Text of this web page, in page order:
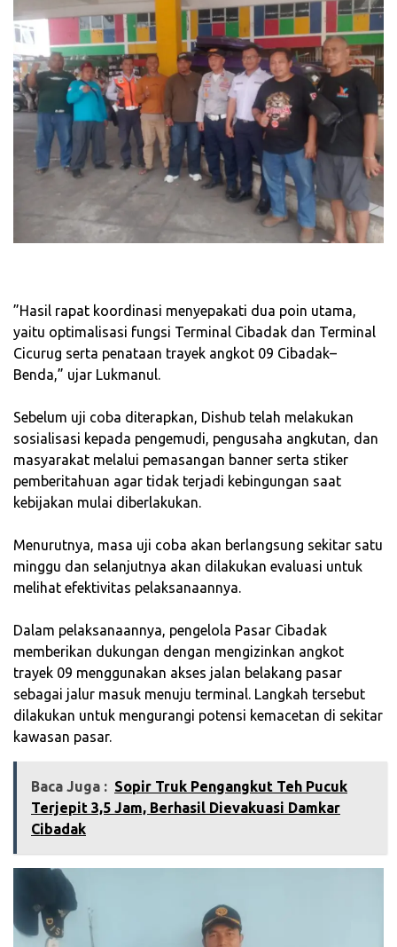
‎”Hasil rapat koordinasi menyepakati dua poin utama,
yaitu optimalisasi fungsi Terminal Cibadak dan Terminal
Cicurug serta penataan trayek angkot 09 Cibadak–
Benda,” ujar Lukmanul.
‎Sebelum uji coba diterapkan, Dishub telah melakukan
sosialisasi kepada pengemudi, pengusaha angkutan, dan
masyarakat melalui pemasangan banner serta stiker
pemberitahuan agar tidak terjadi kebingungan saat
kebijakan mulai diberlakukan.
‎Menurutnya, masa uji coba akan berlangsung sekitar satu
minggu dan selanjutnya akan dilakukan evaluasi untuk
melihat efektivitas pelaksanaannya.
‎Dalam pelaksanaannya, pengelola Pasar Cibadak
memberikan dukungan dengan mengizinkan angkot
trayek 09 menggunakan akses jalan belakang pasar
sebagai jalur masuk menuju terminal. Langkah tersebut
dilakukan untuk mengurangi potensi kemacetan di sekitar
kawasan pasar.
Baca Juga : ‎Sopir Truk Pengangkut Teh Pucuk
Terjepit 3,5 Jam, Berhasil Dievakuasi Damkar
Cibadak